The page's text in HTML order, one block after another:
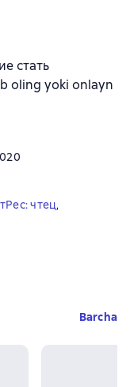
стать
oling yoki onlayn
чтец,
Barcha